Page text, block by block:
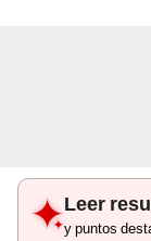
Leer
y puntos